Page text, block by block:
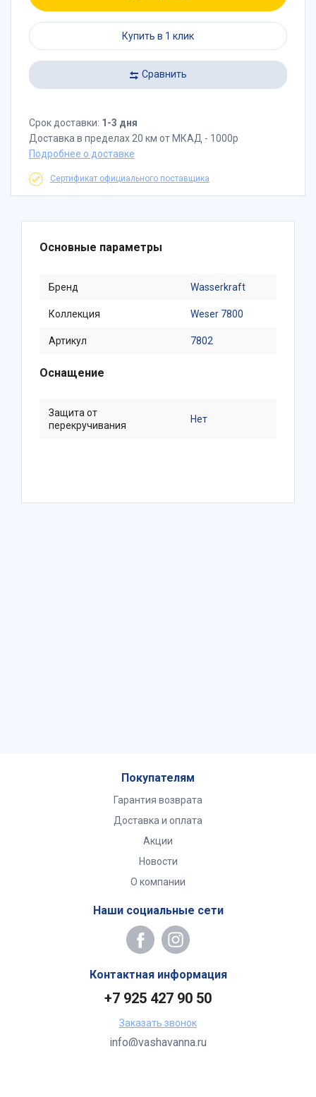
Купить в 1 клик
Сравнить
Срок доставки: 1-3 дня
Доставка в пределах 20 км от МКАД - 1000р
Подробнее о доставке
Сертификат официального поставщика
Основные параметры
Бренд Wasserkraft
Коллекция Weser 7800
Артикул 7802
Оснащение
Защита от
перекручивания
Нет
Покупателям
Гарантия возврата
Доставка и оплата
Акции
Новости
О компании
Наши социальные сети
Контактная информация
+7 925 427 90 50
Заказать звонок
info@vashavanna.ru